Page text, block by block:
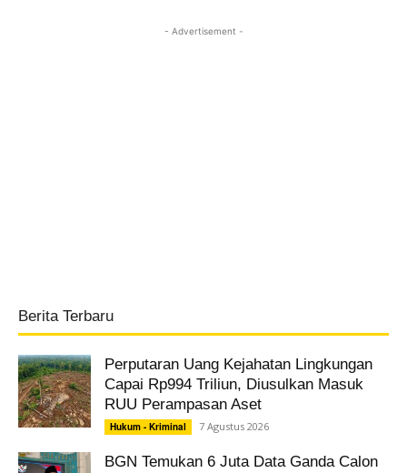
- Advertisement -
Berita Terbaru
Perputaran Uang Kejahatan Lingkungan
Capai Rp994 Triliun, Diusulkan Masuk
RUU Perampasan Aset
Hukum - Kriminal 7 Agustus 2026
BGN Temukan 6 Juta Data Ganda Calon